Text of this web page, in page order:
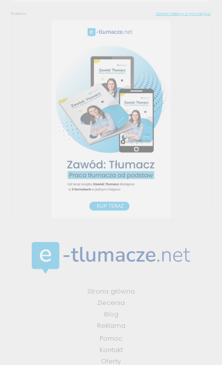
Reklama Zamów reklamę w tym miejscu
Strona główna
Zlecenia
Blog
Reklama
Pomoc
Kontakt
Oferty